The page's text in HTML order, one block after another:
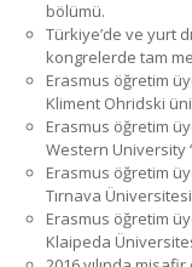
bölümü.
Türkiye’de ve yurt
kongrelerde tam
Erasmus öğretim
Kliment Ohridski
Erasmus öğretim
Western University
Erasmus öğretim
Tırnava
Erasmus öğretim
Klaipeda